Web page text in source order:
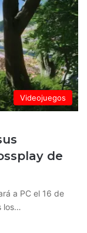
Videojuegos
de
a PC el 16 de
los…